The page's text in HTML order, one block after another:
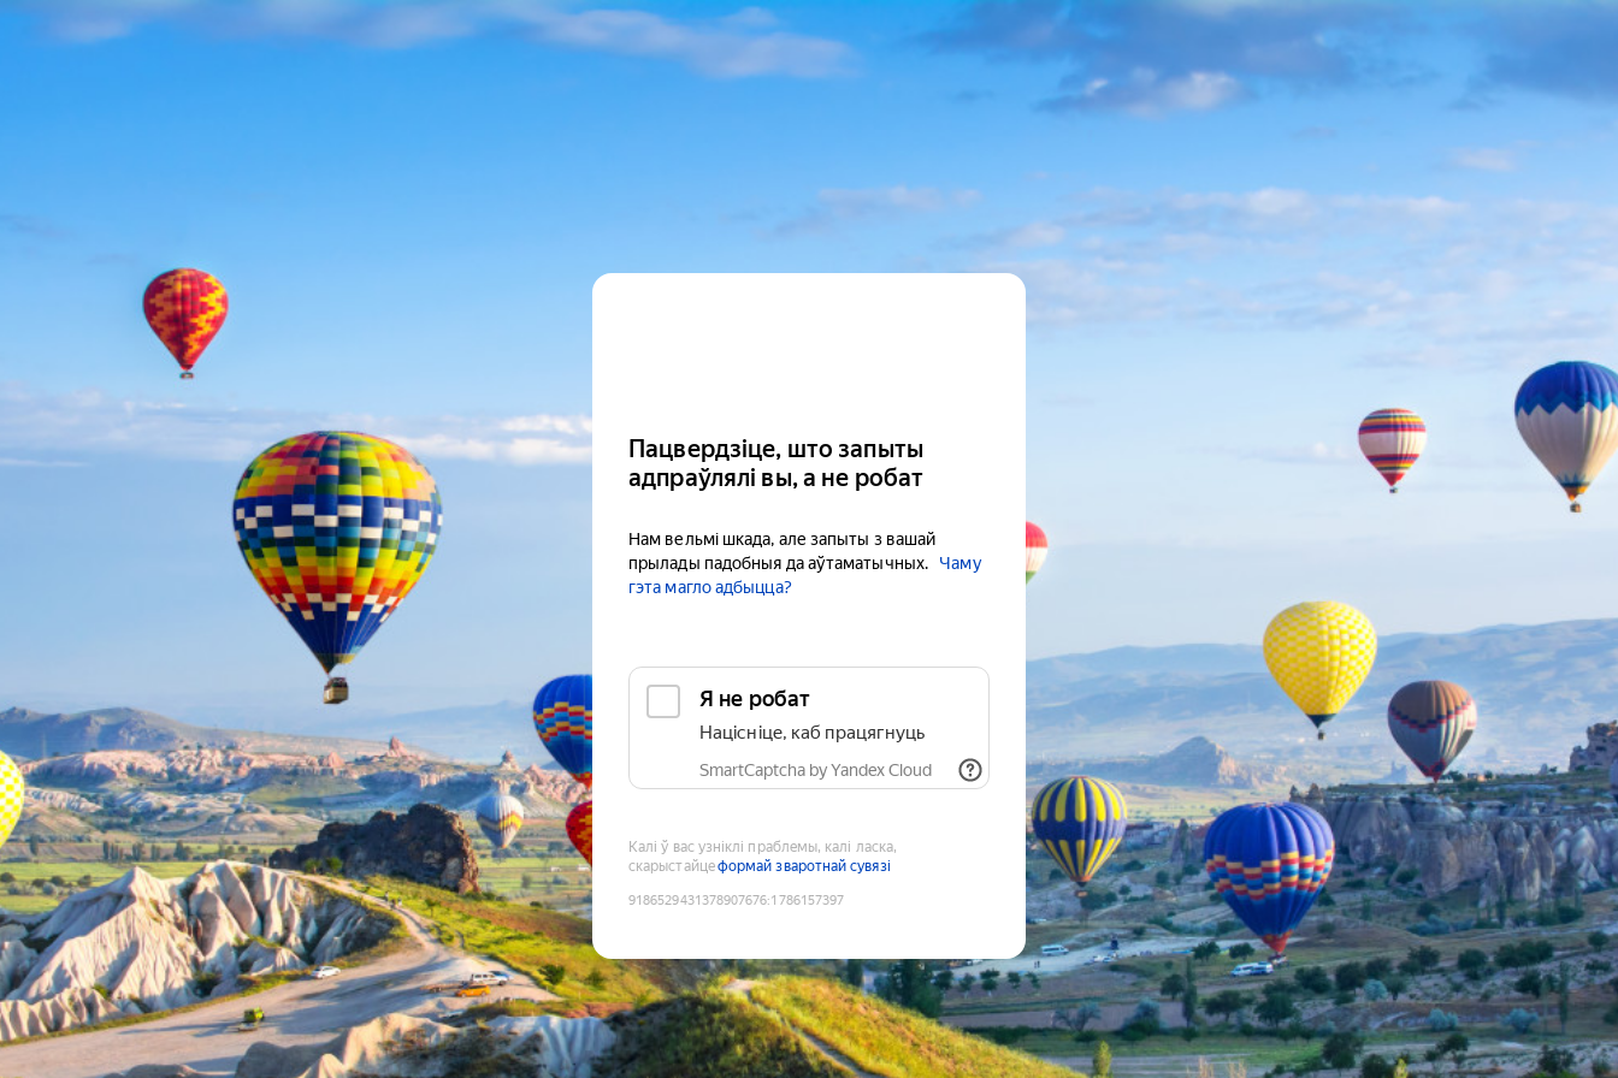
Пацвердзіце, што запыты
адпраўлялі вы, а не робат
Нам вельмі шкада, але запыты з вашай
прылады падобныя да аўтаматычных.
Чаму
гэта магло адбыцца?
Я не робат
Націсніце, каб працягнуць
SmartCaptcha by Yandex Cloud
Калі ў вас узніклі праблемы, калі ласка,
скарыстайцеформай зваротнай сувязі
9186529431378907676:1786157397